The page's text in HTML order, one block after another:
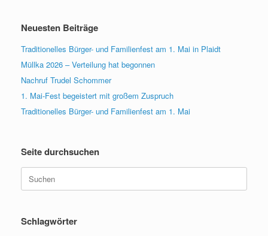
Neuesten Beiträge
Traditionelles Bürger- und Familienfest am 1. Mai in Plaidt
Müllka 2026 – Verteilung hat begonnen
Nachruf Trudel Schommer
1. Mai-Fest begeistert mit großem Zuspruch
Traditionelles Bürger- und Familienfest am 1. Mai
Seite durchsuchen
nach:
Schlagwörter